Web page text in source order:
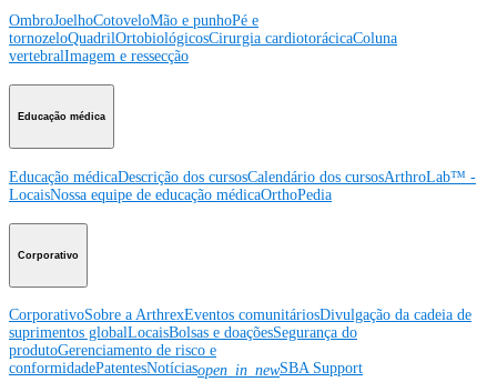
OmbroJoelhoCotoveloMão e punhoPé e
tornozeloQuadrilOrtobiológicosCirurgia cardiotorácicaColuna
vertebralImagem e ressecção
Educação médica
Educação médicaDescrição dos cursosCalendário dos cursosArthroLab™ -
LocaisNossa equipe de educação médicaOrthoPedia
Corporativo
CorporativoSobre a ArthrexEventos comunitáriosDivulgação da cadeia de
suprimentos globalLocaisBolsas e doaçõesSegurança do
produtoGerenciamento de risco e
conformidadePatentesNotíciasopen_in_newSBA Support